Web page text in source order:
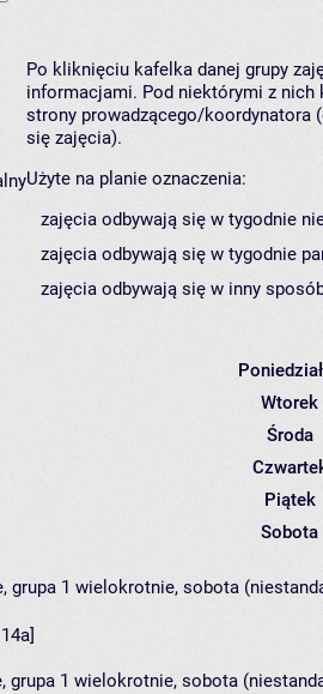
Po kliknięciu kafelka danej grupy
informacjami. Pod niektórymi z nich
strony prowadzącego/koordynatora
się zajęcia).
Użyte na planie oznaczenia:
zajęcia odbywają się w tygodnie
zajęcia odbywają się w tygodnie
zajęcia odbywają się w inny
Wtorek
Środa
Piątek
Sobota
grupa 1 wielokrotnie, sobota
grupa 1 wielokrotnie, sobota